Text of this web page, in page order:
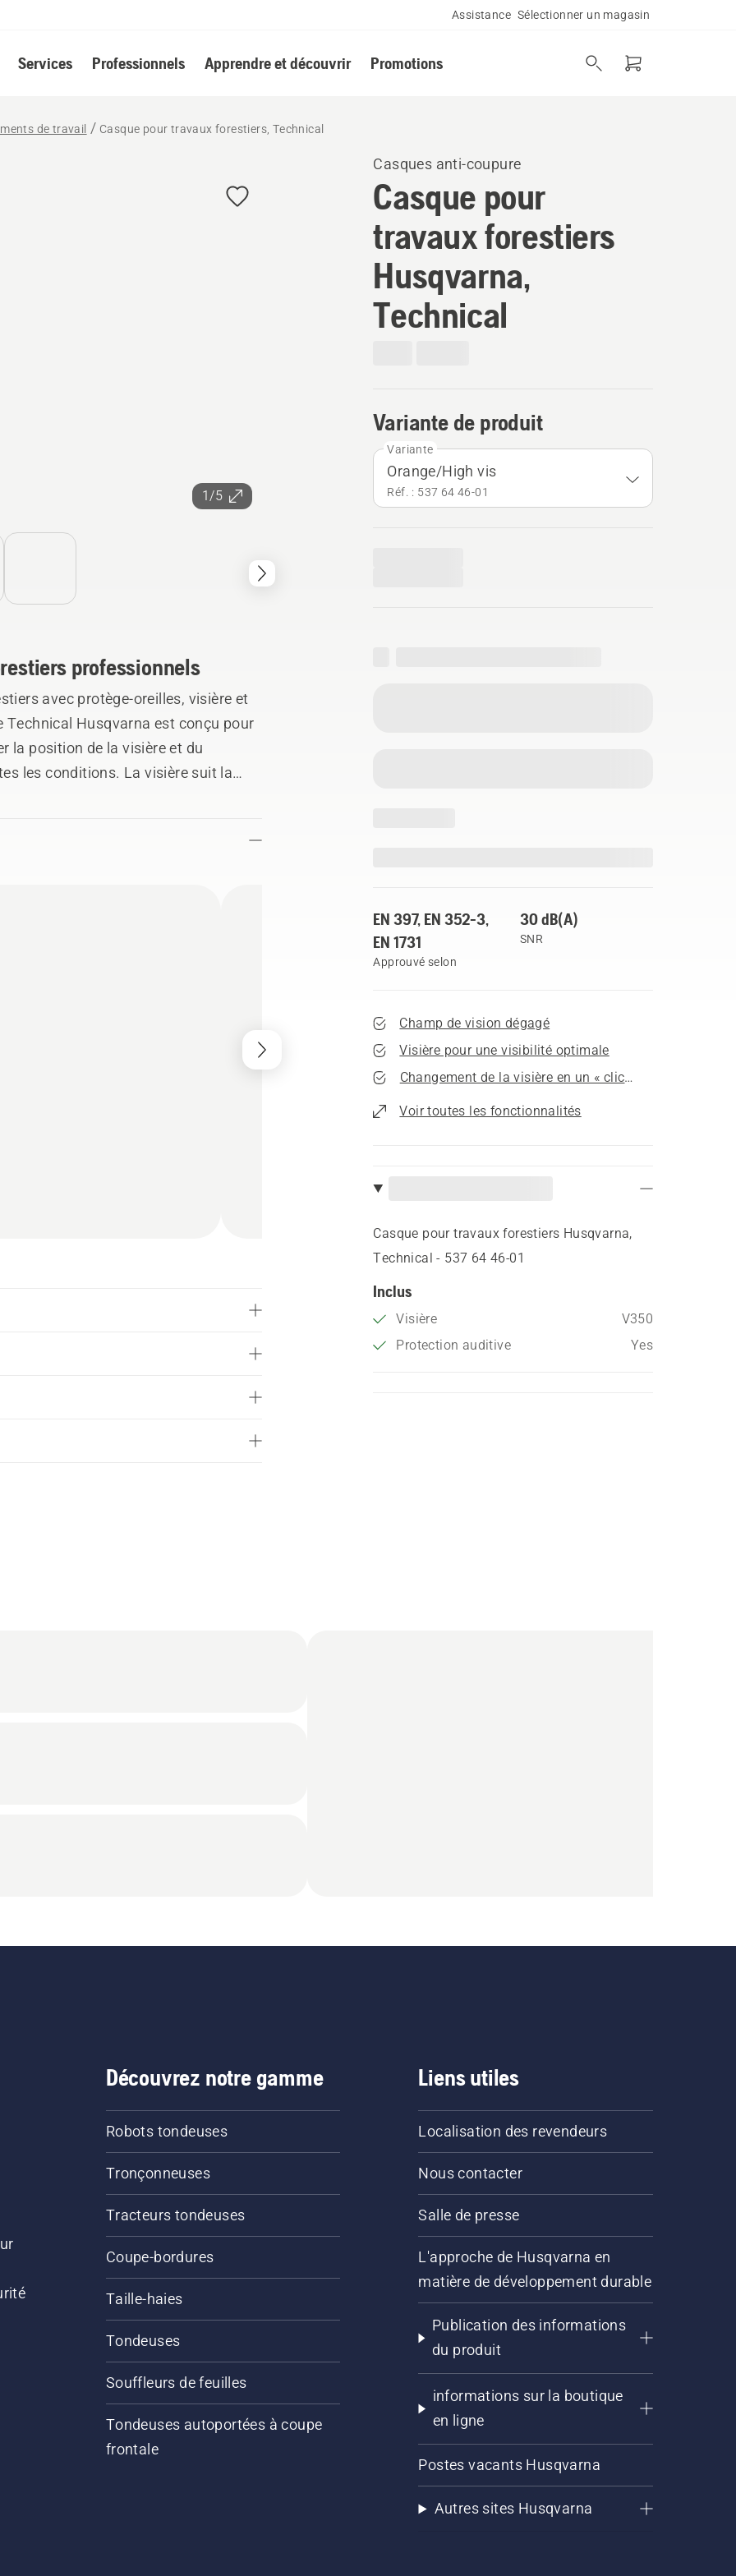
Assistance Sélectionner un magasin
Services Professionnels Apprendre et découvrir Promotions
de travail Casque pour travaux forestiers, Technical
1/5
Casques anti-coupure
Casque pour
travaux forestiers
Husqvarna,
Technical
Variante de produit
Variante
Orange/High vis
Réf. : 537 64 46‑01
EN 397, EN 352-3,
EN 1731
Approuvé selon
30 dB(A)
SNR
Champ de vision dégagé
Visière pour une visibilité optimale
Changement de la visière en un « clic »
Voir toutes les fonctionnalités
Casque pour travaux forestiers Husqvarna,
Technical - 537 64 46‑01
Inclus
Visière
V350
Protection auditive
Yes
professionnels
avec protège-oreilles, visière et
Technical Husqvarna est conçu pour
la position de la visière et du
les conditions. La visière suit la
afin que vous puissiez
Découvrez notre gamme
Robots tondeuses
Tronçonneuses
Tracteurs tondeuses
Coupe-bordures
Taille-haies
Tondeuses
Souffleurs de feuilles
Tondeuses autoportées à coupe
frontale
Liens utiles
Localisation des revendeurs
Nous contacter
Salle de presse
L'approche de Husqvarna en
matière de développement durable
Publication des informations
du produit
informations sur la boutique
en ligne
Postes vacants Husqvarna
Autres sites Husqvarna